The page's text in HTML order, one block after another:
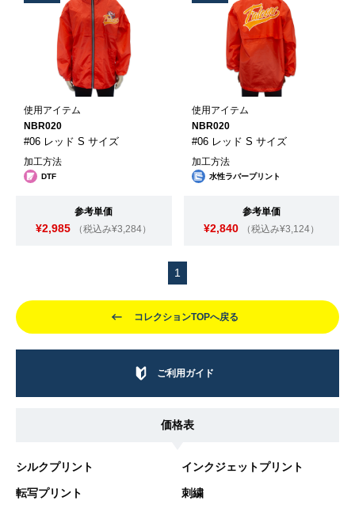
ご利用ガイド
価格表
シルクプリント インクジェットプリント
転写プリント 刺繍
使用アイテム
NBR020
#06 レッド S サイズ
加工方法
DTF
参考単価
¥2,985 （税込み¥3,284）
使用アイテム
NBR020
#06 レッド S サイズ
加工方法
水性ラバープリント
参考単価
¥2,840 （税込み¥3,124）
1
コレクションTOPへ戻る